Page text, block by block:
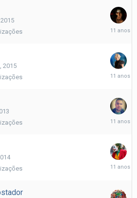
Fevereiro
2015
Fevereiro
Fevereiro